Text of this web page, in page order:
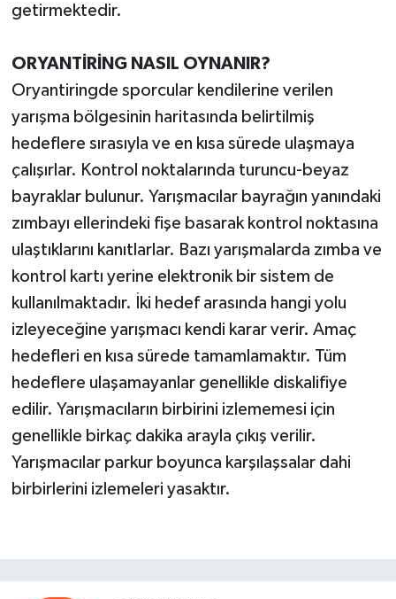
getirmektedir.
ORYANTİRİNG NASIL OYNANIR?
Oryantiringde sporcular kendilerine verilen
yarışma bölgesinin haritasında belirtilmiş
hedeflere sırasıyla ve en kısa sürede ulaşmaya
çalışırlar. Kontrol noktalarında turuncu-beyaz
bayraklar bulunur. Yarışmacılar bayrağın yanındaki
zımbayı ellerindeki fişe basarak kontrol noktasına
ulaştıklarını kanıtlarlar. Bazı yarışmalarda zımba ve
kontrol kartı yerine elektronik bir sistem de
kullanılmaktadır. İki hedef arasında hangi yolu
izleyeceğine yarışmacı kendi karar verir. Amaç
hedefleri en kısa sürede tamamlamaktır. Tüm
hedeflere ulaşamayanlar genellikle diskalifiye
edilir. Yarışmacıların birbirini izlememesi için
genellikle birkaç dakika arayla çıkış verilir.
Yarışmacılar parkur boyunca karşılaşsalar dahi
birbirlerini izlemeleri yasaktır.